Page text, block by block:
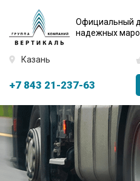
Официальный
надежных
Казань
+7 843 21-237-63